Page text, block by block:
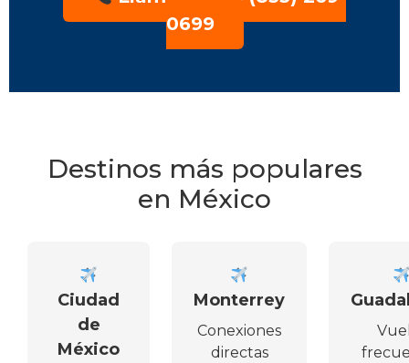
0699
Destinos más populares
en México
Ciudad
de
México
Monterrey
Conexiones
directas